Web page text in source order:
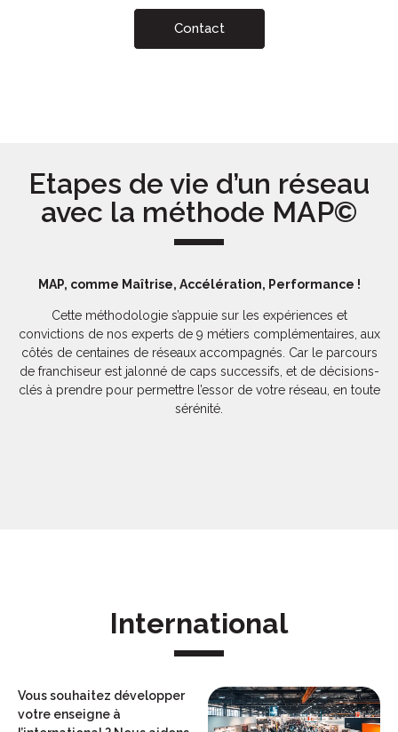
Contact
Etapes de vie d’un réseau
avec la méthode MAP©
MAP, comme Maîtrise, Accélération, Performance !
Cette méthodologie s’appuie sur les expériences et
convictions de nos experts de 9 métiers complémentaires, aux
côtés de centaines de réseaux accompagnés. Car le parcours
de franchiseur est jalonné de caps successifs, et de décisions-
clés à prendre pour permettre l’essor de votre réseau, en toute
sérénité.
International
Vous souhaitez développer
votre enseigne à